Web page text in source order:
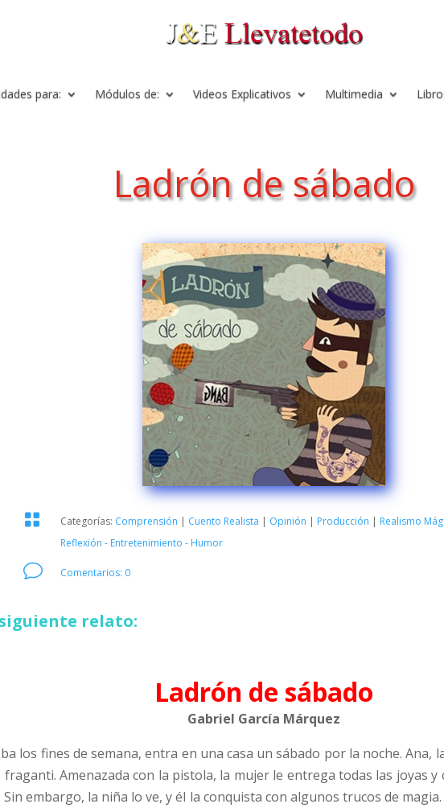
para: Módulos de: Videos Explicativos Multimedia
Ladrón de sábado
 Categorías: Comprensión | Cuento Realista | Opinión | Producción | Realismo
Reflexión - Entretenimiento - Humor
v Comentarios: 0
relato:
Ladrón de sábado
Gabriel García Márquez
los fines de semana, entra en una casa un sábado por la noche.
Amenazada con la pistola, la mujer le entrega todas las joyas y
embargo, la niña lo ve, y él la conquista con algunos trucos de